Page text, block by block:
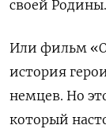
своей Родины.
Или фильм
история
немцев. Но
который